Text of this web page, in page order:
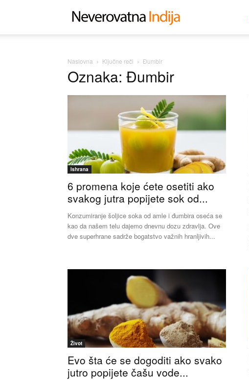
Naslovna Ključne reči Đumbir
Oznaka: Đumbir
Ishrana
6 promena koje ćete osetiti ako
svakog jutra popijete sok od...
Konzumiranje šoljice soka od amle i đumbira oseća se
kao da našem telu dajemo dnevnu dozu zdravlja. Ove
dve superhrane sadrže bogatstvo važnih hranljivih...
Život
Evo šta će se dogoditi ako svako
jutro popijete čašu vode...